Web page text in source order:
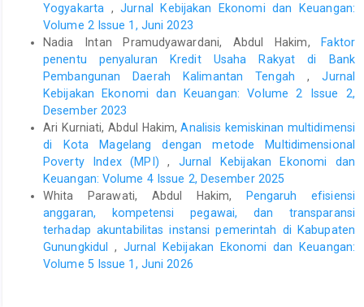
Melesat Tembus Rp17,23 Triliun, Ini Data Historisnya.
https://www.bareksa.com/berita/berita-ekonomi-terkini/2020-
10-13/transaksi-uang-elektronik-agustus-melesat-tembus-
rp1723-triliun-ini-data-historisnya
Bank Indonesia. (2022a). Digitalisasi Sistem Pembayaran untuk
Kemanfaatan Masyarakat.
https://www.bi.go.id/id/publikasi/ruang-media/news-
release/Pages/sp_2417922.aspx
Bank Indonesia. (2022b). Transaksi Uang Elektronik Menurun
pada Februari 2022.
https://dataindonesia.id/digital/detail/transaksi-uang-
elektronik-menurun-pada-februari-2022
Fisher, I. (1911a). The Purchasing Power of Money, its
Determination and Relation to Credit, Interest and Crises.
Fisher, I. (1911b). The Purchasing Power of Money.
Yogyakarta ,Jurnal Kebijakan Ekonomi dan Keuangan:
Volume 2 Issue 1, Juni 2023
Nadia Intan Pramudyawardani, Abdul Hakim,
Faktor
penentu penyaluran Kredit Usaha Rakyat di Bank
Pembangunan Daerah Kalimantan Tengah,Jurnal
Kebijakan Ekonomi dan Keuangan: Volume 2 Issue 2,
Desember 2023
Ari Kurniati, Abdul Hakim,Analisis kemiskinan multidimensi
di Kota Magelang dengan metode Multidimensional
Poverty Index (MPI), Jurnal Kebijakan Ekonomi dan
Keuangan: Volume 4 Issue 2, Desember 2025
Whita Parawati, Abdul Hakim,
Pengaruh efisiensi
anggaran, kompetensi pegawai, dan transparansi
terhadap akuntabilitas instansi pemerintah di Kabupaten
Gunungkidul , Jurnal Kebijakan Ekonomi dan Keuangan:
Volume 5 Issue 1, Juni 2026